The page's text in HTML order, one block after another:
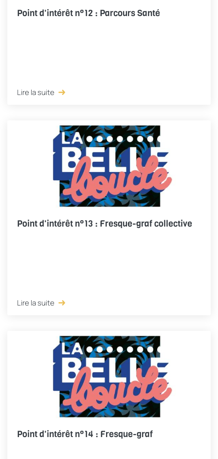
Point d'intérêt n°12 : Parcours Santé
Lire la suite
Point d'intérêt n°13 : Fresque-graf collective
Lire la suite
Point d'intérêt n°14 : Fresque-graf